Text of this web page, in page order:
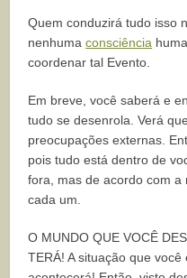
Quem conduzirá tudo isso
nenhumaconsciência
coordenar tal Evento.
Em breve, você saberá e
tudo se desenrola. Verá
preocupações externas.
pois tudo está dentro de
fora, mas de acordo com a
cada um.
O MUNDO QUE VOCÊ
TERÁ! A situação que